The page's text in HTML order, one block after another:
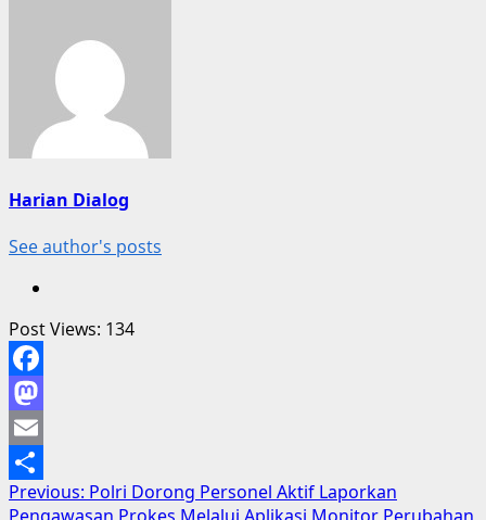
Harian Dialog
See author's posts
Post Views: 134
Facebook
Mastodon
Email
Share
Post
Previous: Polri Dorong Personel Aktif Laporkan